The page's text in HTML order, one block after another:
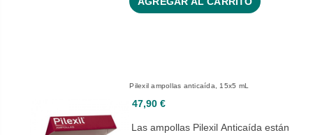
Pilexil ampollas anticaída, 15x5 mL
47,90 €
Las ampollas Pilexil Anticaída están